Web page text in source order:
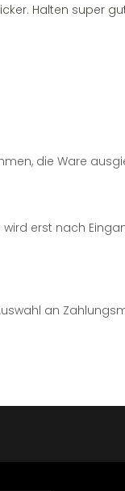
Halten super
die Ware
erst nach
an